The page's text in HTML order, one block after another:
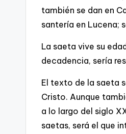
también se dan en
santería en Lucena;
La saeta vive su
decadencia, sería
El texto de la saeta
Cristo. Aunque
a lo largo del siglo
saetas, será el que